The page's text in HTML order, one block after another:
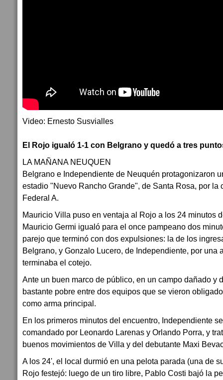
Video: Ernesto Susvialles
El Rojo igualó 1-1 con Belgrano y quedó a tres
LA MAÑANA NEUQUEN
Belgrano e Independiente de Neuquén protagonizaron
estadio "Nuevo Rancho Grande", de Santa Rosa, por la
Federal A.
Mauricio Villa puso en ventaja al Rojo a los 24 minutos
Mauricio Germi igualó para el once pampeano dos
parejo que terminó con dos expulsiones: la de los
Belgrano, y Gonzalo Lucero, de Independiente, por una
terminaba el cotejo.
Ante un buen marco de público, en un campo dañado y
bastante pobre entre dos equipos que se vieron
como arma principal.
En los primeros minutos del encuentro, Independiente
comandado por Leonardo Larenas y Orlando Porra, y
buenos movimientos de Villa y del debutante Maxi
A los 24', el local durmió en una pelota parada (una de
Rojo festejó: luego de un tiro libre, Pablo Costi bajó la